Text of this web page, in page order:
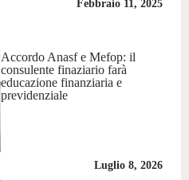
Febbraio 11, 2025
Accordo Anasf e Mefop: il
consulente finaziario farà
educazione finanziaria e
previdenziale
Luglio 8, 2026